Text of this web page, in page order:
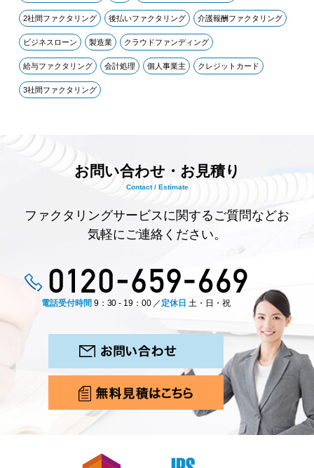
2社間ファクタリング 後払いファクタリング 介護報酬ファクタリング
ビジネスローン 製造業 クラウドファンディング
給与ファクタリング 会計処理 個人事業主 クレジットカード
3社間ファクタリング
お問い合わせ・お見積り
Contact / Estimate
ファクタリングサービスに関するご質問などお
気軽にご連絡ください。
電話受付時間 9：30 - 19：00 ／ 定休日 土・日・祝